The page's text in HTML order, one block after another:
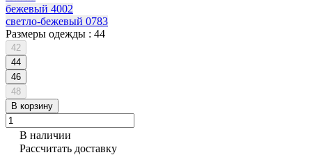
бежевый 4002
светло-бежевый 0783
Размеры одежды : 44
42
44
46
48
В корзину
В наличии
Рассчитать доставку